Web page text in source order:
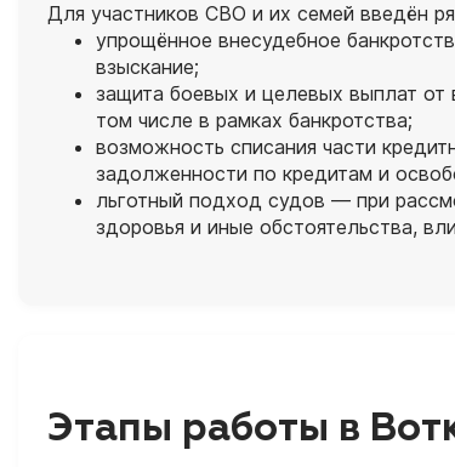
Для участников СВО и их семей введён
упрощённое внесудебное
взыскание;
защита боевых и целевых выплат от
том числе в рамках банкротства;
возможность списания части
задолженности по кредитам и
льготный подход судов — при
здоровья и иные обстоятельства,
Этапы работы в